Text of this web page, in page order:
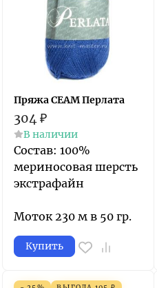
Пряжа СЕАМ Перлата
304₽
В наличии
Состав: 100%
мериносовая шерсть
экстрафайн
Моток 230 м в 50 гр.
Купить